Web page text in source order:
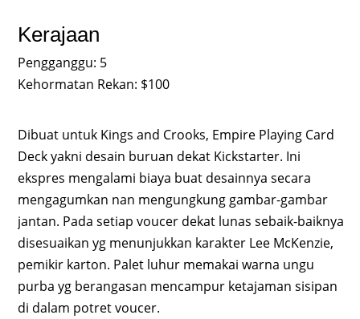
Kerajaan
Pengganggu: 5
Kehormatan Rekan: $100
Dibuat untuk Kings and Crooks, Empire Playing Card
Deck yakni desain buruan dekat Kickstarter. Ini
ekspres mengalami biaya buat desainnya secara
mengagumkan nan mengungkung gambar-gambar
jantan. Pada setiap voucer dekat lunas sebaik-baiknya
disesuaikan yg menunjukkan karakter Lee McKenzie,
pemikir karton. Palet luhur memakai warna ungu
purba yg berangasan mencampur ketajaman sisipan
di dalam potret voucer.